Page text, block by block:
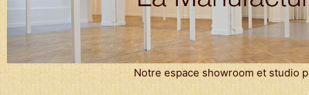
Notre espace showroom et studio